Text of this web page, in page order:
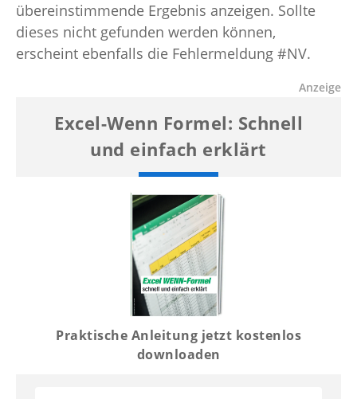
übereinstimmende Ergebnis anzeigen. Sollte
dieses nicht gefunden werden können,
erscheint ebenfalls die Fehlermeldung #NV.